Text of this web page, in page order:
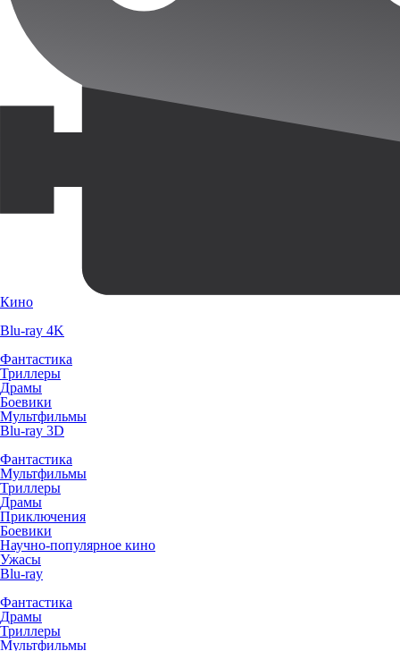
Кино
Blu-ray 4K
Фантастика
Триллеры
Драмы
Боевики
Мультфильмы
Blu-ray 3D
Фантастика
Мультфильмы
Триллеры
Драмы
Приключения
Боевики
Научно-популярное кино
Ужасы
Blu-ray
Фантастика
Драмы
Триллеры
Мультфильмы